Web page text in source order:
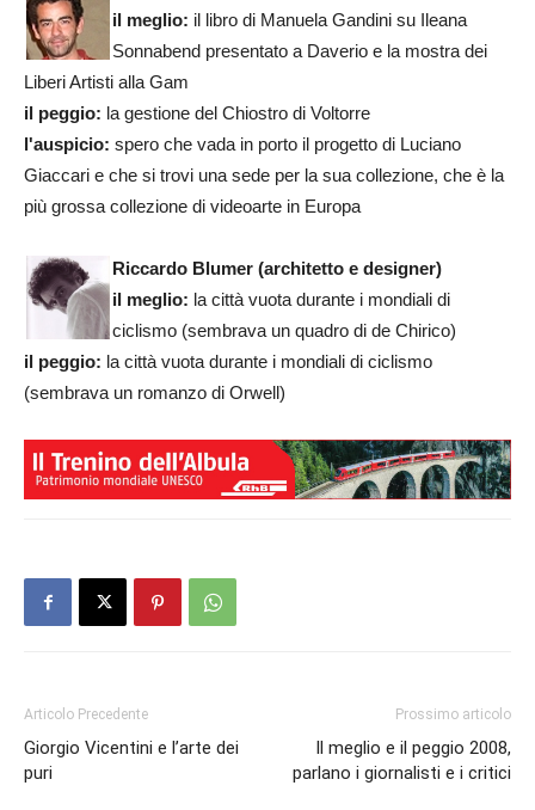
il meglio: il libro di Manuela Gandini su Ileana
Sonnabend presentato a Daverio e la mostra dei
Liberi Artisti alla Gam
il peggio: la gestione del Chiostro di Voltorre
l'auspicio: spero che vada in porto il progetto di Luciano
Giaccari e che si trovi una sede per la sua collezione, che è la
più grossa collezione di videoarte in Europa
Riccardo Blumer (architetto e designer)
il meglio: la città vuota durante i mondiali di
ciclismo (sembrava un quadro di de Chirico)
il peggio: la città vuota durante i mondiali di ciclismo
(sembrava un romanzo di Orwell)
Articolo Precedente
Giorgio Vicentini e l’arte dei
puri
Prossimo articolo
Il meglio e il peggio 2008,
parlano i giornalisti e i critici